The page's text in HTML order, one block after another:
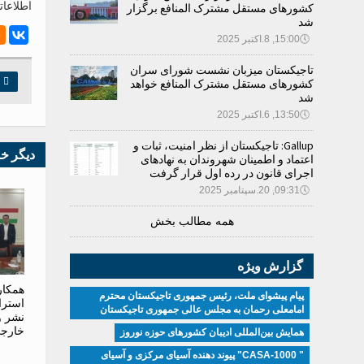

دیگر
نشر
کشورهای مستقل مشترک المنافع برگزار
شد
🕔15:00, 8.اکتبر 2025
تاجیکستان میزبان نشست شورای سران
کشورهای مستقل مشترک المنافع خواهد
شد
🕔13:50, 6.اکتبر 2025
Gallup: تاجیکستان از نظر امنیت، ثبات و
اعتماد و اطمینان شهروندان به نهادهای
اجرای قانون در رده اول قرار گرفت
🕔09:31, 20.سپتامبر 2025
همه مطالب بخش
گزارش ویژه
پیام پیشوای ملت، رئیس جمهوری تاجیکستان محترم
امامعلی رحمان به مجلس عالی جمهوری تاجیکستان
همایش بین‌المللی ادیبان کشور‌های حوزه نوروز
" CASA-1000" پیوند دهنده آسیای مرکزی و آسیای